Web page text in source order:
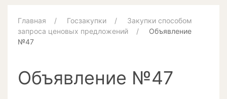
Главная Госзакупки
Закупки способом
запроса ценовых предложений
Объявление
№47
Объявление №47